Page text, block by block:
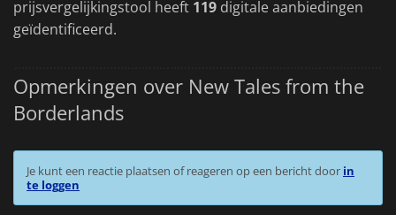
prijsvergelijkingstool heeft 119 digitale aanbiedingen
geïdentificeerd.
Opmerkingen over New Tales from the
Borderlands
Je kunt een reactie plaatsen of reageren op een bericht door in
te loggen